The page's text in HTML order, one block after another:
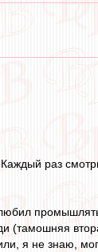
раз
(тамошняя
я не знаю,